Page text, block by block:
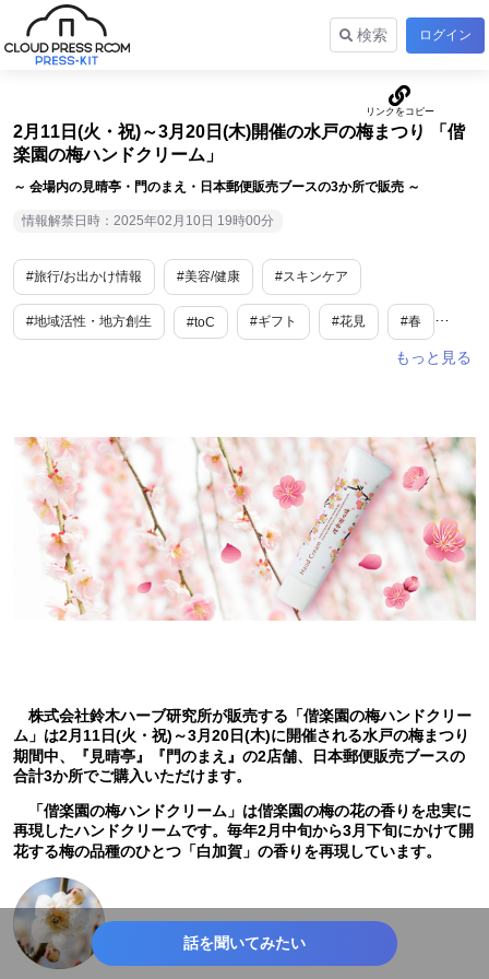
検索 ログイン
2月11日(火・祝)～3月20日(木)開催の水戸の梅まつり 「偕
楽園の梅ハンドクリーム」
～ 会場内の見晴亭・門のまえ・日本郵便販売ブースの3か所で販売 ～
情報解禁日時：2025年02月10日 19時00分
#旅行/お出かけ情報 #美容/健康 #スキンケア
#地域活性・地方創生 #toC #ギフト #花見 #春
株式会社鈴木ハーブ研究所が販売する「偕楽園の梅ハンドクリー
ム」は2月11日(火・祝)～3月20日(木)に開催される水戸の梅まつり
期間中、『見晴亭』『門のまえ』の2店舗、日本郵便販売ブースの
合計3か所でご購入いただけます。
「偕楽園の梅ハンドクリーム」は偕楽園の梅の花の香りを忠実に
再現したハンドクリームです。毎年2月中旬から3月下旬にかけて開
花する梅の品種のひとつ「白加賀」の香りを再現しています。
話を聞いてみたい